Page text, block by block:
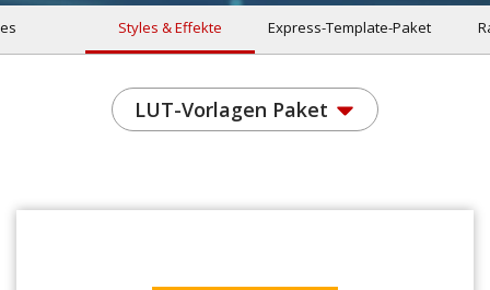
Styles & Effekte Express-Template-Paket
LUT-Vorlagen Paket